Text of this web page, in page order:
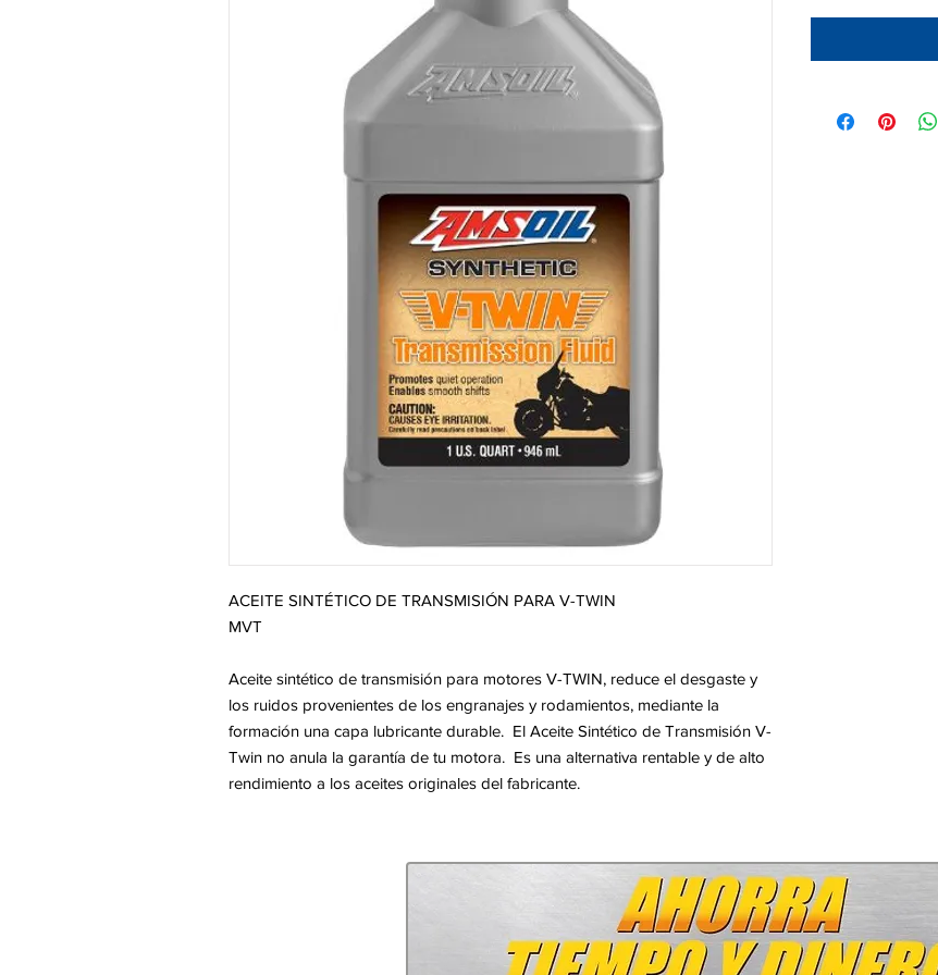
ACEITE SINTÉTICO DE TRANSMISIÓN PARA V-TWIN
MVT
Aceite sintético de transmisión para motores V-TWIN, reduce el desgaste y
los ruidos provenientes de los engranajes y rodamientos, mediante la
formación una capa lubricante durable. El Aceite Sintético de Transmisión V-
Twin no anula la garantía de tu motora. Es una alternativa rentable y de alto
rendimiento a los aceites originales del fabricante.